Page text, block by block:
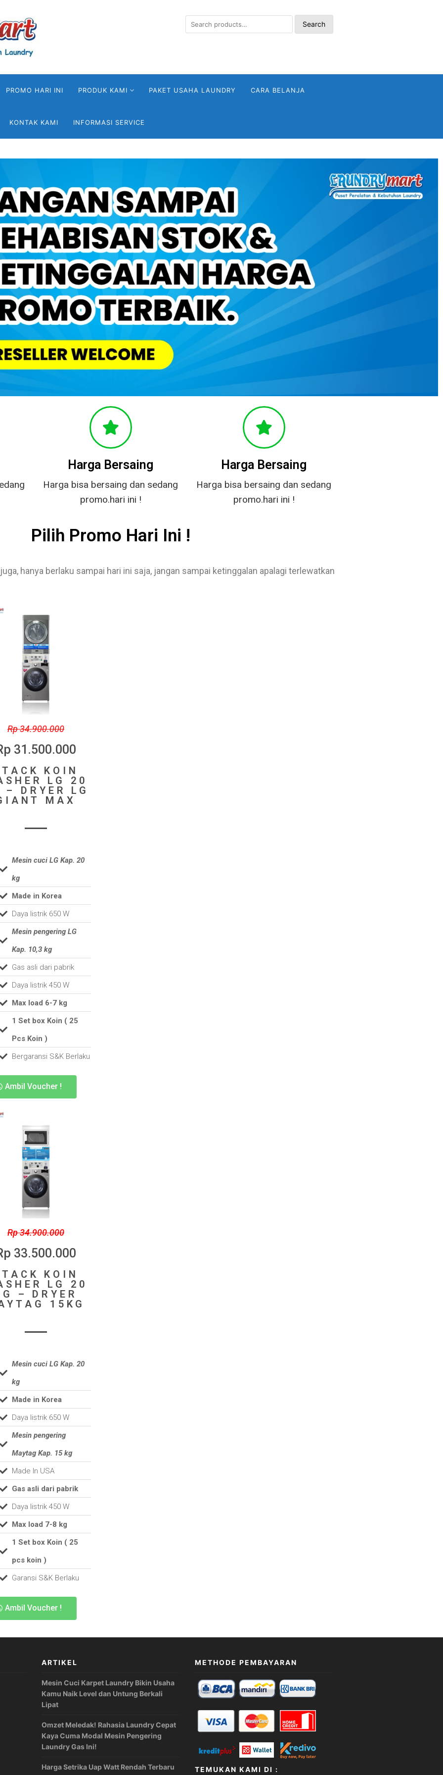
Search
PROMO HARI INI PRODUK KAMI PAKET USAHA LAUNDRY CARA BELANJA
KONTAK KAMI INFORMASI SERVICE
Harga Bersaing
Harga bisa bersaing dan sedang
promo.hari ini !
Harga Bersaing
Harga bisa bersaing dan sedang
promo.hari ini !
Pilih Promo Hari Ini !
hanya berlaku sampai hari ini saja, jangan sampai ketinggalan apalagi terlewatkan
Rp 34.900.000
31.500.000
KOIN
LG 20
– DRYER LG
MAX
Mesin cuci LG Kap. 20
kg
Made in Korea
Daya listrik 650 W
Mesin pengering LG
Kap. 10,3 kg
Gas asli dari pabrik
Daya listrik 450 W
Max load 6-7 kg
1 Set box Koin ( 25
Pcs Koin )
Bergaransi S&K Berlaku
Ambil Voucher !
Rp 34.900.000
33.500.000
KOIN
LG 20
– DRYER
15KG
Mesin cuci LG Kap. 20
kg
Made in Korea
Daya listrik 650 W
Mesin pengering
Maytag Kap. 15 kg
Made In USA
Gas asli dari pabrik
Daya listrik 450 W
Max load 7-8 kg
1 Set box Koin ( 25
pcs koin )
Garansi S&K Berlaku
Ambil Voucher !
ARTIKEL
Mesin Cuci Karpet Laundry Bikin Usaha
Kamu Naik Level dan Untung Berkali
Lipat
Omzet Meledak! Rahasia Laundry Cepat
Kaya Cuma Modal Mesin Pengering
Laundry Gas Ini!
Harga Setrika Uap Watt Rendah Terbaru
METHODE PEMBAYARAN
TEMUKAN KAMI DI :